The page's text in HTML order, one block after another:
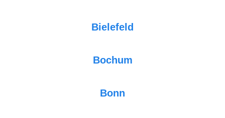
Bielefeld
Bochum
Bonn